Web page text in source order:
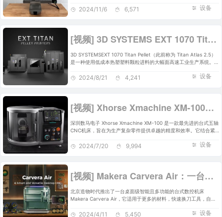
轨、C3 精密研磨 THK 滚珠丝杠、更坚硬的框架材料、使用 NSK 超
设备
2024/11/6 6,571
[视频] 3D SYSTEMS EXT 1070 Titan Pellet增减一体工业级大幅面高速3D打印机
3D SYSTEMSEXT 1070 Titan Pellet（此前称为 Titan Atlas 2.5）
是一种使用低成本热塑塑料颗粒进料的大幅面高速工业生产系统。基
粒挤出机、细丝挤出机和 3 轴数控主轴。EXT 1070 是生产中到大型
设备
2024/8/21 4,241
[视频] Xhorse Xmachine XM-100桌面级五轴CNC机床：卓越的精度和效率
深圳数马电子 Xhorse Xmachine XM-100 是一款最先进的台式五轴
CNC机床，旨在为生产复杂零件提供卓越的精度和效率。它结合紧
决方案。
设备
2024/7/20 9,994
[视频] Makera Carvera Air：一台桌面级智能且多功能的台式数控机床
北京造物时代推出了一台桌面级智能且多功能的台式数控机床
Makera Carvera Air，它适用于更多的材料，快速换刀工具，自动
kickstarter开启众筹。
设备
2024/4/11 5,450